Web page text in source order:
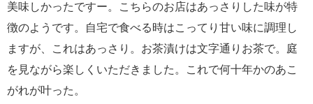
美味しかったですー。こちらのお店はあっさりした味が特
徴のようです。自宅で食べる時はこってり甘い味に調理し
ますが、これはあっさり。お茶漬けは文字通りお茶で。庭
を見ながら楽しくいただきました。これで何十年かのあこ
がれが叶った。